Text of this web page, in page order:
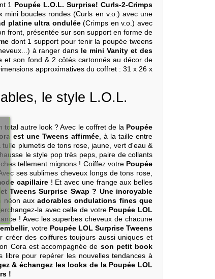
1 Poupée L.O.L. Surprise! Curls-2-Crimps
boucles rondes (Curls en v.o.) avec une
platine ultra ondulée(Crimps en v.o.) avec
front, présentée sur son support en forme de
dont 1 support pour tenir la poupée tweens
à ranger dans le mini Vanity et des
et son fond & 2 côtés cartonnés au décor de
approximatives du coffret : 31 x 26 x
le style L.O.L.
autre look ? Avec le coffret de la Poupée
est une Tweens affirmée, à la taille entre
plumetis de tons rose, jaune, vert d'eau &
le style pop très peps, paire de collants
tellement mignons ! Coiffez votre Poupée
ses sublimes cheveux longs de tons rose,
capillaire ! Et avec une frange aux belles
Tweens Surprise Swap ? Une incroyable
néon auxadorables ondulations fines que
la avec celle de votre Poupée LOL
! Avec les superbes cheveux de chacune
, votre Poupée LOL Surprise Tweens
des coiffures toujours aussi uniques et
Cora est accompagnée de son petit book
pour repérer les nouvelles tendances à
& échangez les looks de la Poupée LOL
!